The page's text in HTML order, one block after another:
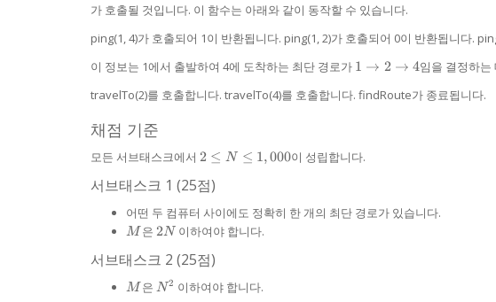
가 호출될 것입니다. 이 함수는 아래와 같이 동작할 수 있습니다.
ping(1, 4)가 호출되어 1이 반환됩니다. ping(1, 2)가 호출되어 0이 반환됩니다.
이 정보는 1에서 출발하여 4에 도착하는 최단 경로가 1
2
1 → 2 → 4임을 결정하는
travelTo(2)를 호출합니다. travelTo(4)를 호출합니다. findRoute가 종료됩니다.
채점 기준
모든 서브태스크에서 2 \le
1,000
2 ≤ N ≤ 1,000이 성립합니다.
서브태스크 1 (25점)
어떤 두 컴퓨터 사이에도 정확히 한 개의 최단 경로가 있습니다.
M
M 은 2N
2N 이하여야 합니다.
서브태스크 2 (25점)
M
M 은 N^2
N2 이하여야 합니다.